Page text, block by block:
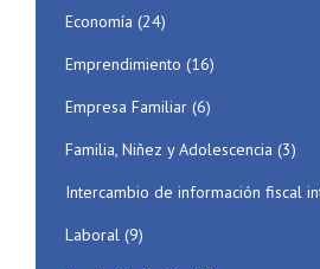
Economía (24)
Emprendimiento (16)
Empresa Familiar (6)
Familia, Niñez y Adolescencia (3)
Intercambio de información fiscal
Laboral (9)